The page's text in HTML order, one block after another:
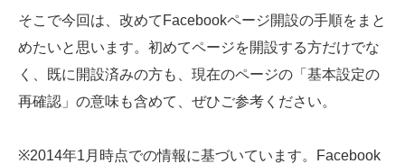
そこで今回は、改めてFacebookページ開設の手順をまと
めたいと思います。初めてページを開設する方だけでな
く、既に開設済みの方も、現在のページの「基本設定の
再確認」の意味も含めて、ぜひご参考ください。
※2014年1月時点での情報に基づいています。Facebook